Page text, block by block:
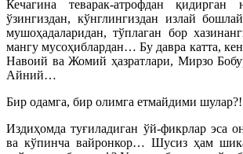
Кечагина теварак-атрофдан қидирган
ўзингиздан, кўнглингиздан излай
мушоҳадаларидан, тўплаган бор
мангу мусоҳиблардан… Бу давра катта,
Навоий ва Жомий ҳазратлари, Мирзо
Айний…
Бир одамга, бир олимга етмайдими шулар?!
Издиҳомда туғиладиган ўй-фикрлар эса
ва кўпинча вайронкор… Шусиз ҳам